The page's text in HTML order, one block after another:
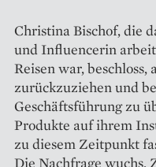
Christina Bischof, die
und Influencerin
Reisen war,
zurückzuziehen und
Geschäftsführung zu
Produkte auf ihrem
zu diesem Zeitpunkt
Die Nachfrage wuchs.